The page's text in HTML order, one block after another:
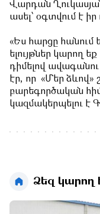
Վարդան
ասել՝ օգտվում է
«Ես հարցը հանում
ելույթներ կարող
դիմելով
էր, որ «Մեր ձևով»
բարեգործական
կազմակերպելու է
Ձեզ կարող